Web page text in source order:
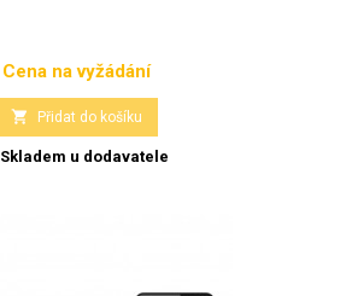
Cena
Cena na vyžádání
 Přidat do košíku
Skladem u dodavatele